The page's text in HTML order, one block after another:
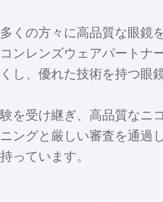
くの方々に高品質な眼鏡
ンレンズウェアパートナー
し、優れた技術を持つ眼
を受け継ぎ、高品質なニ
ングと厳しい審査を通過
っています。